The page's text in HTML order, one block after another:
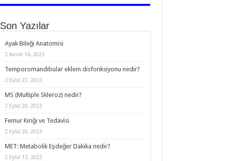
Son Yazılar
Ayak Bileği Anatomisi
Kasım 16, 2023
Temporomandibular eklem disfonksiyonu nedir?
Eylül 27, 2023
MS (Multiple Skleroz) nedir?
Eylül 20, 2023
Femur Kırığı ve Tedavisi
Eylül 20, 2023
MET: Metabolik Eşdeğer Dakika nedir?
Eylül 13, 2023